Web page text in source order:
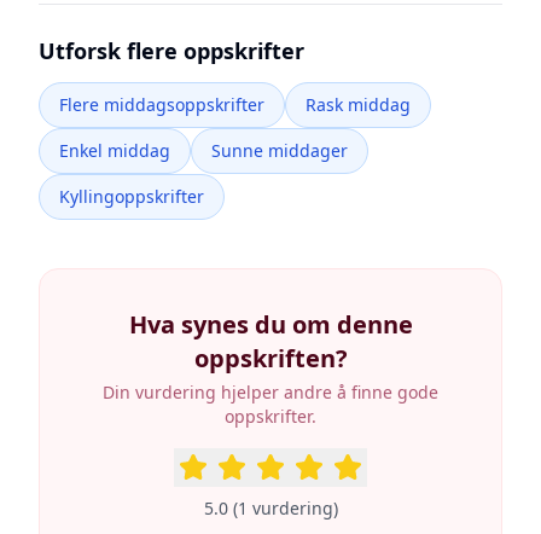
Utforsk flere oppskrifter
Flere middagsoppskrifter
Rask middag
Enkel middag
Sunne middager
Kyllingoppskrifter
Hva synes du om denne
oppskriften?
Din vurdering hjelper andre å finne gode
oppskrifter.
5.0(1 vurdering)